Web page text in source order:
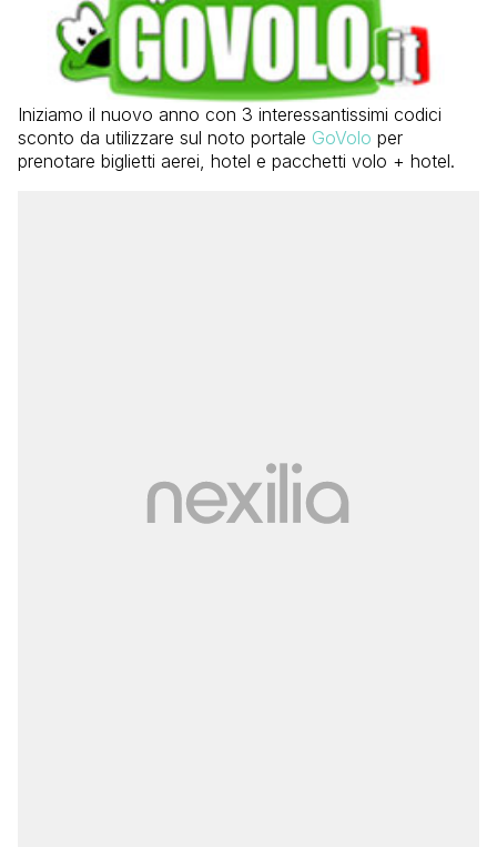
Iniziamo il nuovo anno con 3 interessantissimi codici
sconto da utilizzare sul noto portale GoVolo per
prenotare biglietti aerei, hotel e pacchetti volo + hotel.